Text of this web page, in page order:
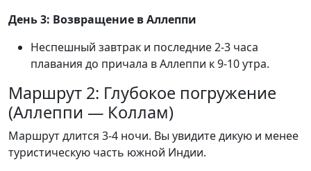
День 3: Возвращение в Аллеппи
Неспешный завтрак и последние 2-3 часа
плавания до причала в Аллеппи к 9-10 утра.
Маршрут 2: Глубокое погружение
(Аллеппи — Коллам)
Маршрут длится 3-4 ночи. Вы увидите дикую и менее
туристическую часть южной Индии.